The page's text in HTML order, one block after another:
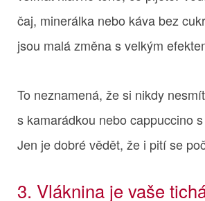
čaj, minerálka nebo káva bez
jsou malá změna s velkým
To neznamená, že si nikdy
s kamarádkou nebo cappuccino
Jen je dobré vědět, že i pití se
3. Vláknina je vaše